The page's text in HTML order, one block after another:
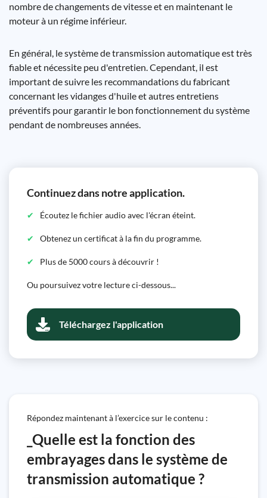
nombre de changements de vitesse et en maintenant le
moteur à un régime inférieur.
En général, le système de transmission automatique est très
fiable et nécessite peu d'entretien. Cependant, il est
important de suivre les recommandations du fabricant
concernant les vidanges d'huile et autres entretiens
préventifs pour garantir le bon fonctionnement du système
pendant de nombreuses années.
Continuez dans notre application.
Écoutez le fichier audio avec l'écran éteint.
Obtenez un certificat à la fin du programme.
Plus de 5000 cours à découvrir !
Ou poursuivez votre lecture ci-dessous...
Téléchargez l'application
Répondez maintenant à l’exercice sur le contenu :
_Quelle est la fonction des
embrayages dans le système de
transmission automatique ?